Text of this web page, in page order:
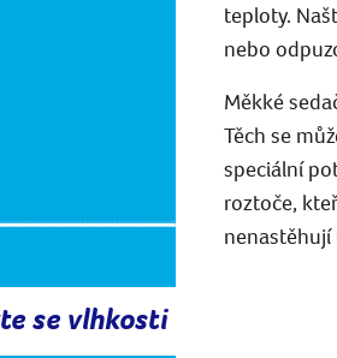
teploty.
nebo
Měkké
Těch se
speciální
roztoče,
se vlhkosti